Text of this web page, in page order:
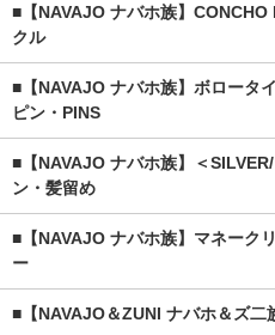
■【NAVAJO ナバホ族】
クル
■【NAVAJO ナバホ族】ボロータ
ピン・PINS
■【NAVAJO ナバホ族】＜
ン・髪留め
■【NAVAJO ナバホ族】マネーク
ー
■【NAVAJO＆ZUNI ナバホ＆ズ二